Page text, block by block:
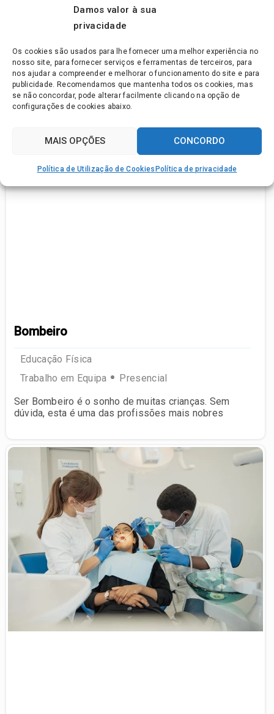
Damos valor à sua
privacidade
Os cookies são usados para lhe fornecer uma melhor experiência no
nosso site, para fornecer serviços e ferramentas de terceiros, para
nos ajudar a compreender e melhorar o funcionamento do site e para
publicidade. Recomendamos que mantenha todos os cookies, mas
se não concordar, pode alterar facilmente clicando na opção de
configurações de cookies abaixo.
CONCORDO
MAIS OPÇÕES
Política de Utilização de CookiesPolítica de privacidade
Bombeiro
Educação Física
Trabalho em Equipa
Presencial
Ser Bombeiro é o sonho de muitas crianças. Sem
dúvida, esta é uma das profissões mais nobres